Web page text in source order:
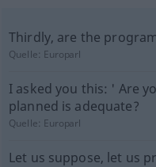
Thirdly, are the
Quelle: Europarl
I asked you this: ' Are
planned is adequate?
Quelle: Europarl
Let us suppose, let us